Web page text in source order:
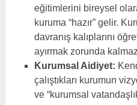
eğitimlerini bireysel
kuruma “hazır” gelir.
davranış kalıplarını
ayırmak zorunda
Kurumsal Aidiyet:
çalıştıkları kurumun
ve “kurumsal